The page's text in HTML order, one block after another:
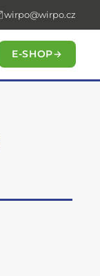
wirpo@wirpo.cz
E-SHOP→